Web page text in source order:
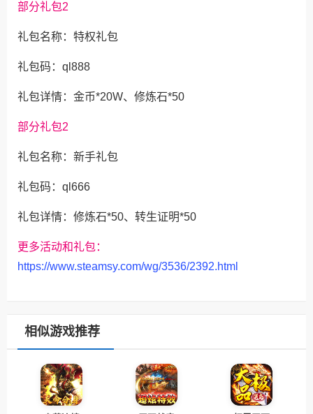
部分礼包2
礼包名称：特权礼包
礼包码：ql888
礼包详情：金币*20W、修炼石*50
部分礼包2
礼包名称：新手礼包
礼包码：ql666
礼包详情：修炼石*50、转生证明*50
更多活动和礼包：
https://www.steamsy.com/wg/3536/2392.html
相似游戏推荐